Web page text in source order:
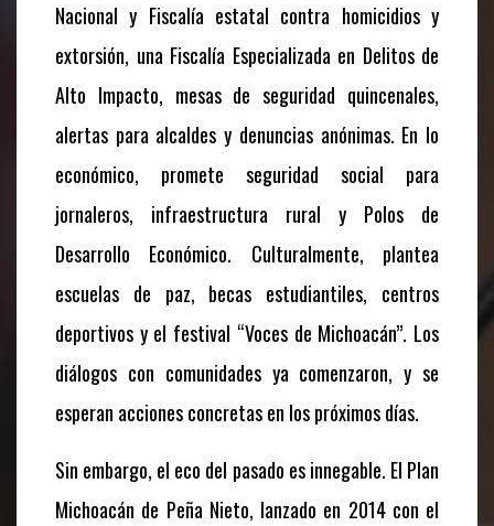
Nacional y Fiscalía estatal contra homicidios y
extorsión, una Fiscalía Especializada en Delitos de
Alto Impacto, mesas de seguridad quincenales,
alertas para alcaldes y denuncias anónimas. En lo
económico, promete seguridad social para
jornaleros, infraestructura rural y Polos de
Desarrollo Económico. Culturalmente, plantea
escuelas de paz, becas estudiantiles, centros
deportivos y el festival “Voces de Michoacán”. Los
diálogos con comunidades ya comenzaron, y se
esperan acciones concretas en los próximos días.
Sin embargo, el eco del pasado es innegable. El Plan
Michoacán de Peña Nieto, lanzado en 2014 con el